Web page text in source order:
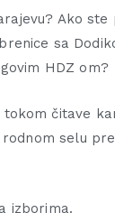
Ako
sa
HDZ om?
čitave
selu
izborima.